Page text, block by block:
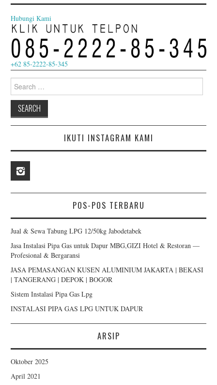
Hubungi Kami
+62 85-2222-85-345
for:
IKUTI INSTAGRAM KAMI
POS-POS TERBARU
Jual & Sewa Tabung LPG 12/50kg Jabodetabek
Jasa Instalasi Pipa Gas untuk Dapur MBG,GIZI Hotel & Restoran —
Profesional & Bergaransi
JASA PEMASANGAN KUSEN ALUMINIUM JAKARTA | BEKASI
| TANGERANG | DEPOK | BOGOR
Sistem Instalasi Pipa Gas Lpg
INSTALASI PIPA GAS LPG UNTUK DAPUR
ARSIP
Oktober 2025
April 2021